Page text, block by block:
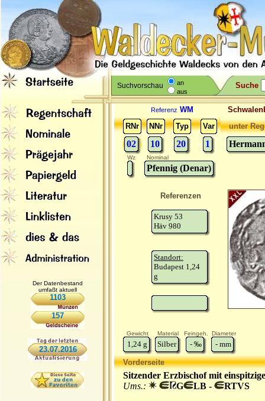
Suchvorschau
an
aus
Suche
Der Datenbestand
umfaßt aktuell
1103
157
23.07.2016
Referenz WM
RNr
NNr Typ Var
02 10 20 1
unter
Wz Nominal
Pfennig (Denar)
Referenzen
Krusy 53
Häv 980
Standort:
Budapest 1,24
g
Gewicht Material Feingeh. Diameter
1,24 g Silber - ‰ - mm
Vorderseite
Sitzender Erzbischof mit
Ums.:
G LB - RTVS